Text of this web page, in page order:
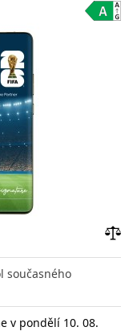
současného
v pondělí 10. 08.